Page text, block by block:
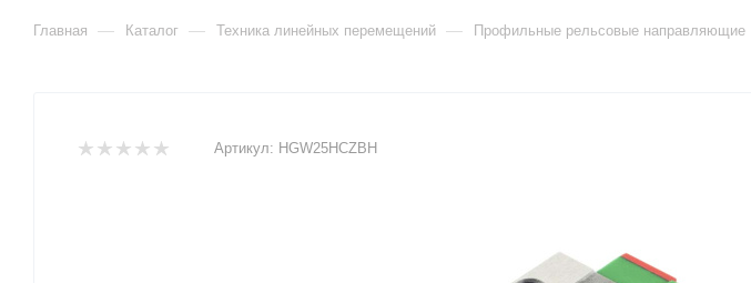
Главная — Каталог — Техника линейных перемещений — Профильные рельсовые направляющие
Артикул: HGW25HCZBH